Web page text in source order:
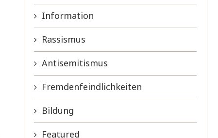
Information
Rassismus
Antisemitismus
Fremdenfeindlichkeiten
Bildung
Featured